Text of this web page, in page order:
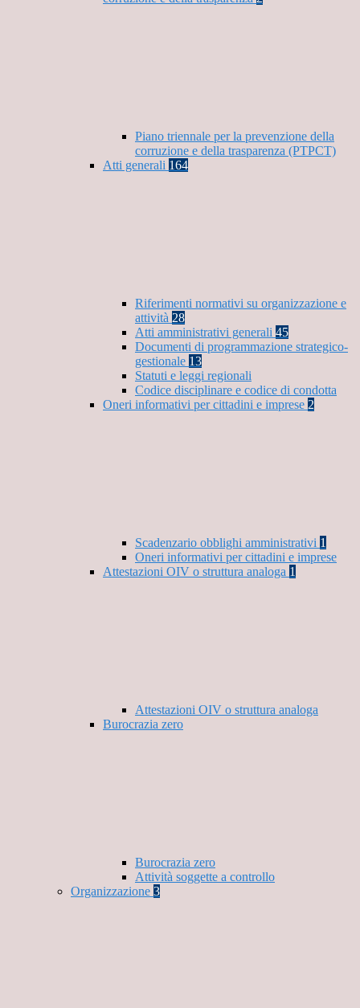
Piano triennale per la prevenzione della
corruzione e della trasparenza (PTPCT)
Atti generali 164
Riferimenti normativi su organizzazione e
attività 28
Atti amministrativi generali 45
Documenti di programmazione strategico-
gestionale 13
Statuti e leggi regionali
Codice disciplinare e codice di condotta
Oneri informativi per cittadini e imprese 2
Scadenzario obblighi amministrativi 1
Oneri informativi per cittadini e imprese
Attestazioni OIV o struttura analoga 1
Attestazioni OIV o struttura analoga
Burocrazia zero
Burocrazia zero
Attività soggette a controllo
Organizzazione 3